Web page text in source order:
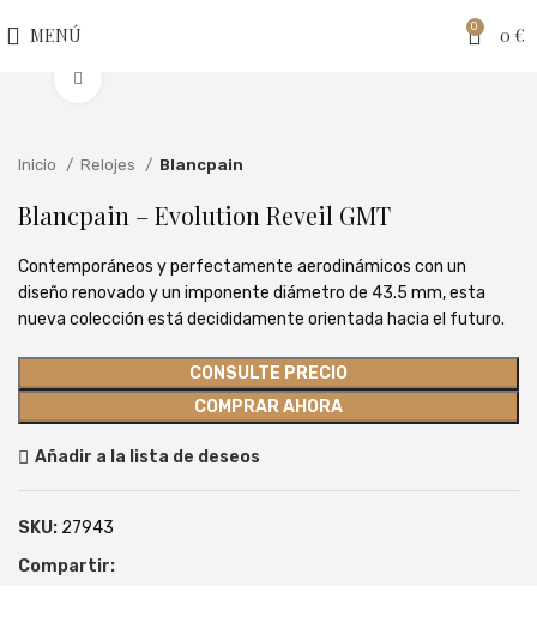
MENÚ 0 0 €
Inicio Relojes Blancpain
Blancpain – Evolution Reveil GMT
Contemporáneos y perfectamente aerodinámicos con un
diseño renovado y un imponente diámetro de 43.5 mm, esta
nueva colección está decididamente orientada hacia el futuro.
CONSULTE PRECIO
COMPRAR AHORA
Añadir a la lista de deseos
SKU: 27943
Compartir: